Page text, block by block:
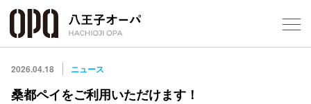
2026.04.18 ニュース
桑都ペイをご利用いただけます！